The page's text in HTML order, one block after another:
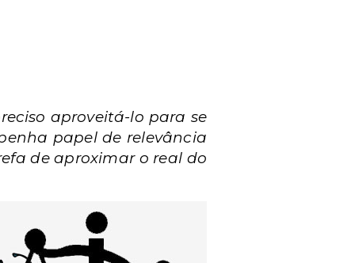
aproveitá-lo para se
papel de relevância
de aproximar o real do